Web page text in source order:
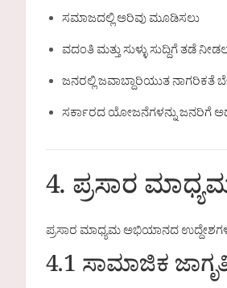
ಸಮಾಜದಲ್ಲಿ ಅರಿವು ಮೂಡಿಸಲು
ವದಂತಿ ಮತ್ತು ಸುಳ್ಳು ಸುದ್ದಿಗೆ ತಡೆ
ಜನರಲ್ಲಿ ಜವಾಬ್ದಾರಿಯುತ ನಾಗರಿಕತೆ
ಸರ್ಕಾರದ ಯೋಜನೆಗಳನ್ನು ಜನರಿಗೆ
4. ಪ್ರಸಾರ
ಪ್ರಸಾರ ಮಾಧ್ಯಮ ಅಭಿಯಾನದ
4.1 ಸಾಮಾಜಿಕ